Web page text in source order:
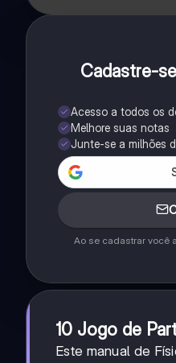
Cadastre-
Acesso a todos os
Melhore suas notas
Junte-se a milhões
Ao se cadastrar você
10 Jogo de
Este manual de